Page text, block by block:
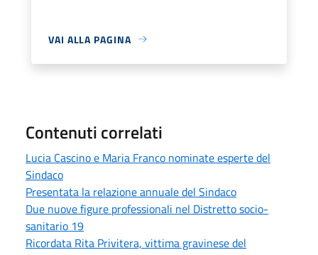
VAI ALLA PAGINA
Contenuti correlati
Lucia Cascino e Maria Franco nominate esperte del
Sindaco
Presentata la relazione annuale del Sindaco
Due nuove figure professionali nel Distretto socio-
sanitario 19
Ricordata Rita Privitera, vittima gravinese del